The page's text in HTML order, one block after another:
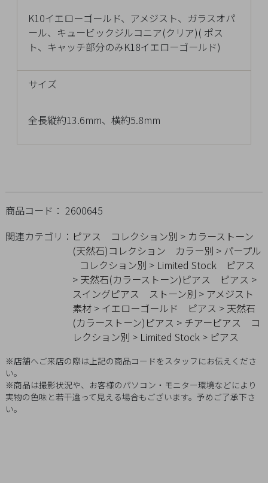
K10イエローゴールド、アメジスト、ガラスオパ
ール、キュービックジルコニア(クリア)( ポス
ト、キャッチ部分のみK18イエローゴールド)
サイズ
全長縦約13.6mm、横約5.8mm
商品コード： 2600645
関連カテゴリ： ピアス コレクション別 > カラーストーン
(天然石)コレクション
カラー別 > パープル
コレクション別 > Limited Stock
ピアス
> 天然石(カラーストーン)ピアス ピアス >
スイングピアス
ストーン別 > アメジスト
素材 > イエローゴールド ピアス > 天然石
(カラーストーン)ピアス > チアーピアス
コ
レクション別 > Limited Stock > ピアス
※店舗へご来店の際は上記の商品コードをスタッフにお伝えくださ
い。
※商品は撮影状況や、お客様のパソコン・モニター環境などにより
実物の色味と若干違って見える場合もございます。予めご了承下さ
い。
近
ェ
し
た
商
品
イ
Q&A